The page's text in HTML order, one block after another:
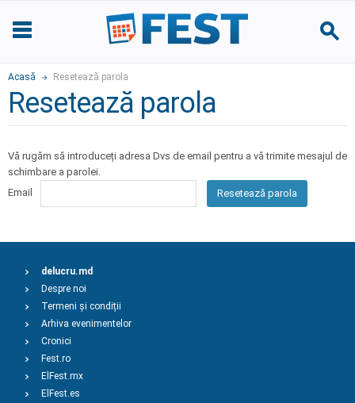
Acasă Resetează parola
Resetează parola
Vă rugăm să introduceți adresa Dvs de email pentru a vă trimite mesajul de
schimbare a parolei.
Email
Resetează parola
delucru.md
Despre noi
Termeni și condiții
Arhiva evenimentelor
Cronici
Fest.ro
ElFest.mx
ElFest.es